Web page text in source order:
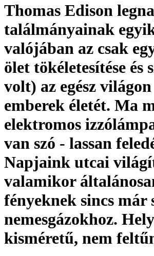
Thomas Edison
találmányainak
valójában az csak
ölet tökéletesítése és
volt) az egész
emberek életét. Ma
elektromos
van szó - lassan
Napjaink utcai
valamikor
fényeknek sincs már
nemesgázokhoz.
kisméretű, nem